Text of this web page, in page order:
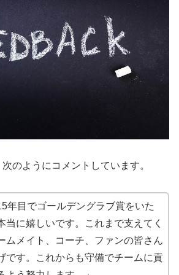
のようにコメントしています。
年目でゴールデングラブ賞をいた
当に嬉しいです。これまで支えてく
ムメイト、コーチ、ファンの皆さん
です。これからも守備でチームに貢